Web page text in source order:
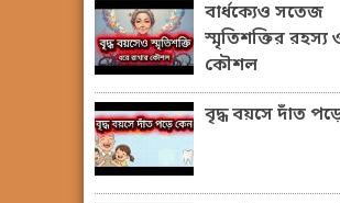
বার্ধক্যেও সতেজ
স্মৃতিশক্তির রহস্য
কৌশল
বৃদ্ধ বয়সে দাঁত